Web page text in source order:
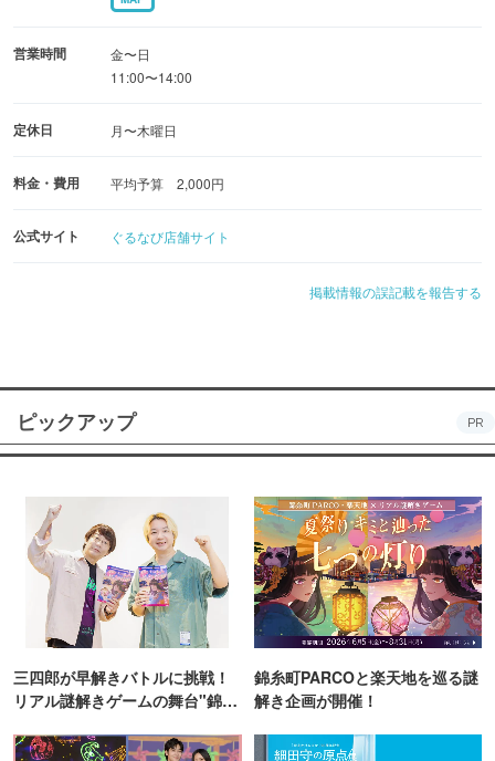
◆山あいの癒し空間でホッとひと息
お店があるのは、自然豊かな本山町。
しめます◎
週末だけの営業なので、ドライブや旅行がてらの立ち寄り
営業時間
金〜日
11:00〜14:00
定休日 月〜木曜日
料金・費用 平均予算 2,000円
公式サイト ぐるなび店舗サイト
掲載情報の誤記載を報告する
ピックアップ PR
三四郎が早解きバトルに挑戦！
リアル謎解きゲームの舞台"錦糸
錦糸町PARCOと楽天地を巡る謎
解き企画が開催！